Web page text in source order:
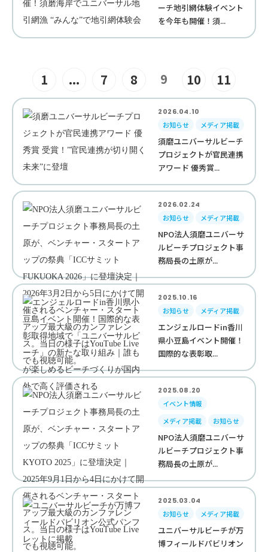
ーチ地引網体験イベント
を今年も開催！須...
1 ... 7 8 9 10 11
2026.04.10
お知らせ
メディア掲載
須磨ユニバーサルビーチ
プロジェクトが官民連携
アワード 優秀賞...
2026.02.24
お知らせ
メディア掲載
NPO法人須磨ユニバーサ
ルビーチプロジェクト事
務局長の土原が...
2025.10.16
お知らせ
メディア掲載
エンジェルロードin香川
県小豆島イベント開催！
国際的な表彰取...
2025.08.20
イベント情報
メディア掲載
お知らせ
NPO法人須磨ユニバーサ
ルビーチプロジェクト事
務局長の土原が...
2025.03.04
お知らせ
メディア掲載
ユニバーサルビーチが万
博フィールドパビリオン